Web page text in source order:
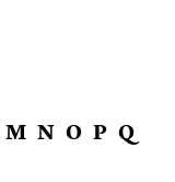
M N O P Q